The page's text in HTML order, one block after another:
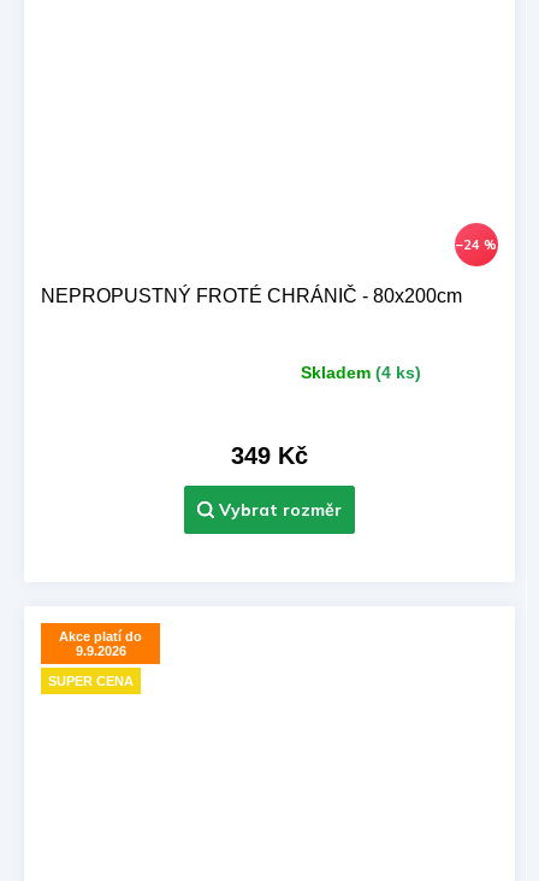
–24 %
NEPROPUSTNÝ FROTÉ CHRÁNIČ - 80x200cm
Skladem (4 ks)
349 Kč
Akce platí do
9.9.2026
SUPER CENA